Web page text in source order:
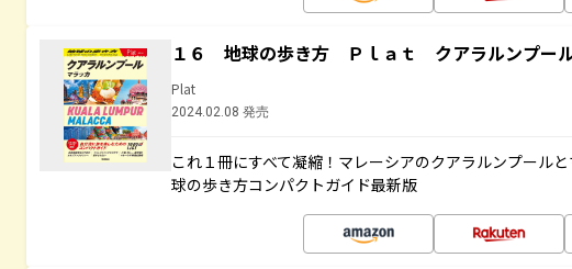
１６ 地球の歩き方 Ｐｌａｔ クアラルンプー
Plat
2024.02.08 発売
これ１冊にすべて凝縮！マレーシアのクアラルンプール
球の歩き方コンパクトガイド最新版